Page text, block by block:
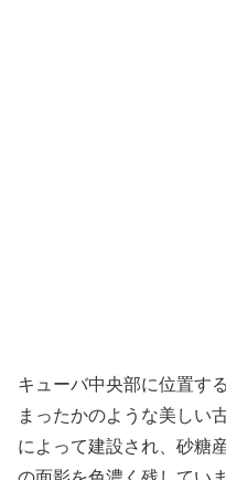
キューバ中央部に位置する
まったかのような美しい
によって建設され、砂糖